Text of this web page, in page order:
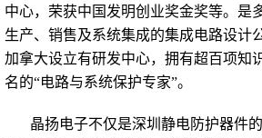
中心，荣获中国发明创业奖金奖等。是
生产、销售及系统集成的集成电路设计
加拿大设立有研发中心，拥有超百项知
名的“电路与系统保护专家”。
晶扬电子不仅是深圳静电防护器件